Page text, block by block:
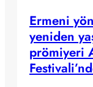
Ermeni
yeniden
prömiyeri